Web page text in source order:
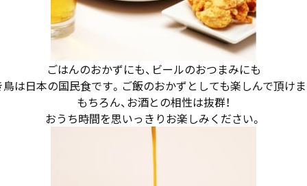
ごはんのおかずにも、ビールのおつまみにも
は日本の国民食です。ご飯のおかずとしても楽しんで頂け
もちろん、お酒との相性は抜群！
おうち時間を思いっきりお楽しみください。